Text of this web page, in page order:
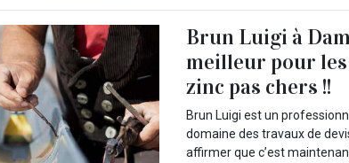
Brun Luigi à
meilleur pour
zinc pas chers !!
Brun Luigi est un
domaine des travaux de
affirmer que c’est